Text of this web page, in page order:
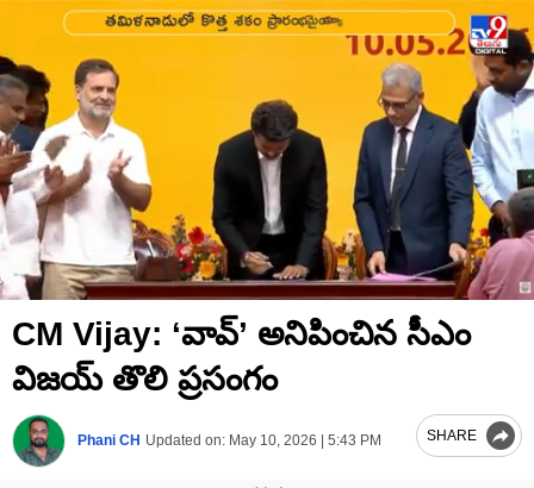
seconds
of
minutes,
seconds
CM Vijay: ‘వావ్’ అనిపించిన సీఎం
విజయ్ తొలి ప్రసంగం
Phani CH Updated on: May 10, 2026 | 5:43 PM SHARE